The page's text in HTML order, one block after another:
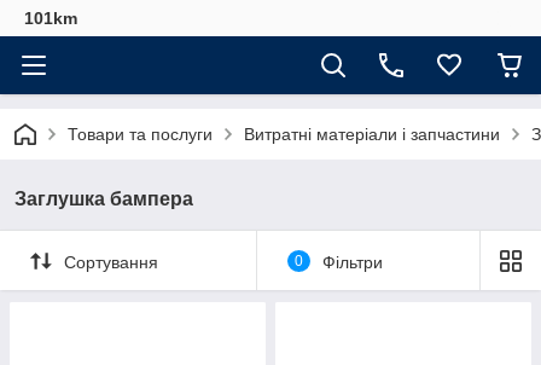
101km
Товари та послуги Витратні матеріали і запчастини
Заглушка бампера
Сортування 0 Фільтри